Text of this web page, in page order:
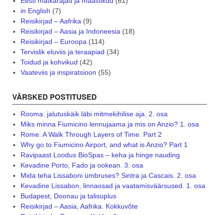
in English (7)
Reisikirjad – Aafrika (9)
Reisikirjad – Aasia ja Indoneesia (18)
Reisikirjad – Euroopa (114)
Tervislik eluviis ja teraapiad (34)
Toidud ja kohvikud (42)
Vaateviis ja inspiratsioon (55)
VÄRSKED POSTITUSED
Rooma: jalutuskäik läbi mitmekihilise aja. 2. osa
Miks minna Fiumicino lennujaama ja mis on Anzio? 1. osa
Rome: A Walk Through Layers of Time. Part 2
Why go to Fiumicino Airport, and what is Anzio? Part 1
Ravipaast Loodus BioSpas – keha ja hinge nauding
Kevadine Porto, Fado ja ookean. 3. osa
Mida teha Lissaboni ümbruses? Sintra ja Cascais. 2. osa
Kevadine Lissabon, linnaosad ja vaatamisväärsused. 1. osa
Budapest, Doonau ja talisuplus
Reisikirjad – Aasia, Aafrika. Kokkuvõte